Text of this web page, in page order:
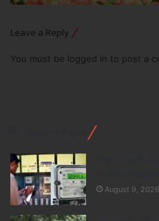
Leave a Reply
You must be logged in to post a
August 9, 2026